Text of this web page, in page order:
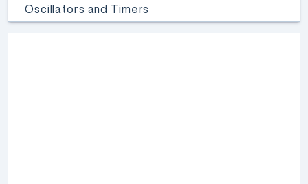
Oscillators and Timers